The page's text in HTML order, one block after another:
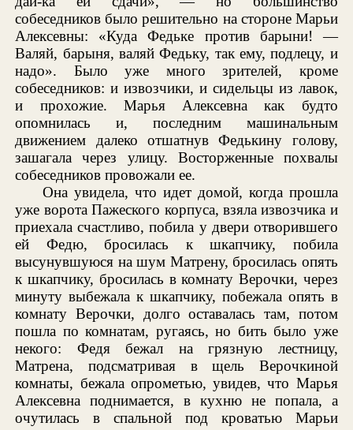
собеседников было решительно на стороне Марьи
Алексевны: «Куда Федьке против барыни! —
Валяй, барыня, валяй Федьку, так ему, подлецу, и
надо». Было уже много зрителей, кроме
собеседников: и извозчики, и сидельцы из лавок,
и прохожие. Марья Алексевна как будто
опомнилась и, последним машинальным
движением далеко отшатнув Федькину голову,
зашагала через улицу. Восторженные похвалы
собеседников провожали ее.
Она увидела, что идет домой, когда прошла
уже ворота Пажеского корпуса, взяла извозчика и
приехала счастливо, побила у двери отворившего
ей Федю, бросилась к шкапчику, побила
высунувшуюся на шум Матрену, бросилась опять
к шкапчику, бросилась в комнату Верочки, через
минуту выбежала к шкапчику, побежала опять в
комнату Верочки, долго оставалась там, потом
пошла по комнатам, ругаясь, но бить было уже
некого: Федя бежал на грязную лестницу,
Матрена, подсматривая в щель Верочкиной
комнаты, бежала опрометью, увидев, что Марья
Алексевна поднимается, в кухню не попала, а
очутилась в спальной под кроватью Марьи